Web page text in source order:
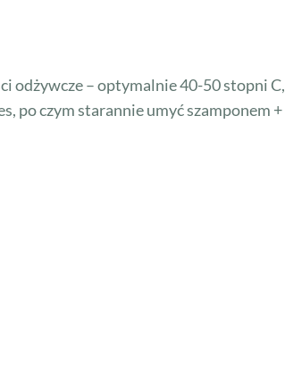
odżywcze – optymalnie 40-50 stopni C,
po czym starannie umyć szamponem +